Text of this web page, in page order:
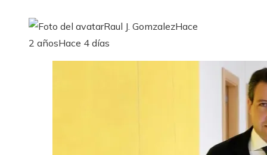
Raul J. GomzalezHace
2 añosHace 4 días